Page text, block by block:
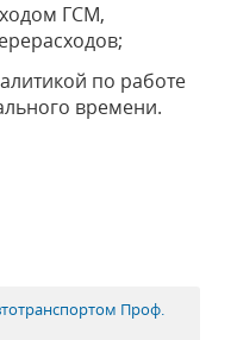
ГСМ,
по работе
времени.
Проф.